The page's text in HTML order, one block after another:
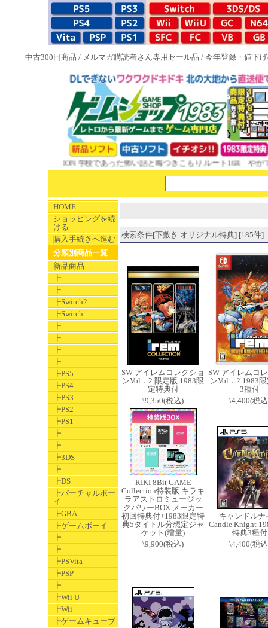
中古300円商品 / メルマガ購読者さん専用セール品 / 今年登録・値下
COLLECTION 学校であった怖い話と晦󠄀つきこもり ルート16R やがて散
HOME
ショッピングを続
ける
購入手続きへ進む
分類別商品一覧
新品商品
┣
┣
┣Switch2
┣Switch
┣
┣
┣
┣
┣PS5
┣PS4
┣PS3
┣PS2
┣PS1
┣
┣
┣3DS
┣
┣DS
┣バーチャルボー
イ
┣GBA
┣ゲームボーイ
┣
┣
┣PSVita
┣PSP
┣
┣Wii U
┣Wii
┣ゲームキューブ
検索条件[下敷き オリジナル特典] [185件]
SW アイレムコレクショ
ンVol．2 限定版 1983限
定特典付
\9,350(税込)
SW アイレムコ
ンVol．2 1983
3種付
\4,400(税
RIKI 8Bit GAME
Collection特装版 キラキ
ラアストロミュージッ
クパワーBOX メーカー
初回特典付+1983限定特
典5タイトル分想定ジャ
ケット(増量)
\9,900(税込)
キャンドルナ
Candle Knight
特典3種付
\4,400(税